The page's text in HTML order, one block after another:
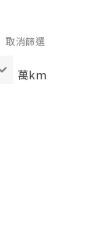
萬km
取消篩選